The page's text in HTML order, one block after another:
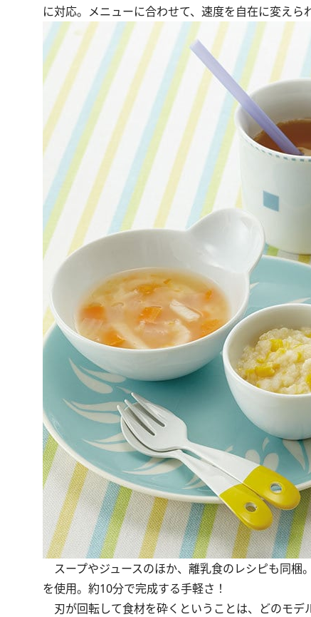
に対応。メニューに合わせて、速度を自在に変え
スープやジュースのほか、離乳食のレシピも同梱
を使用。約10分で完成する手軽さ！
刃が回転して食材を砕くということは、どのモ